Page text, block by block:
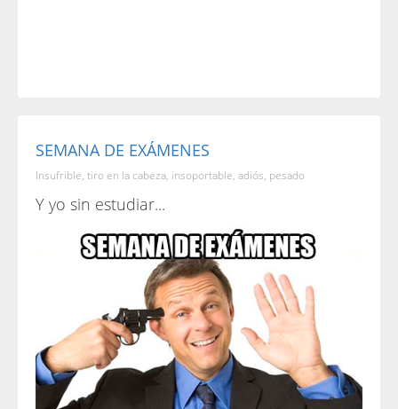
SEMANA DE EXÁMENES
Insufrible, tiro en la cabeza, insoportable, adiós, pesado
Y yo sin estudiar...